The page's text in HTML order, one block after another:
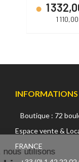
1
1
Boutique : 72
Espace vente &
FRANCE
Sur ce site,